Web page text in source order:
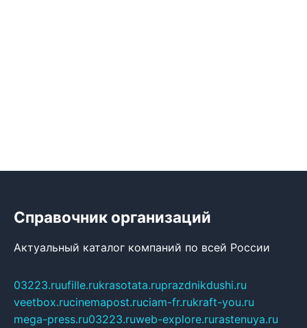
Справочник организаций
Актуальный каталог компаний по всей России
03223.ruufille.rukrasotata.ruprazdnikdushi.ru
veetbox.rucinemapost.ruciam-fr.rukraft-you.ru
mega-press.ru03223.ruweb-explore.rurastenuya.ru